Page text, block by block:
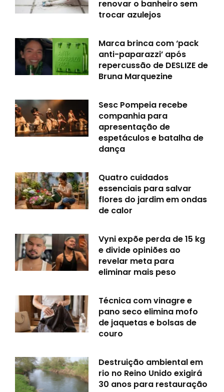
renovar o banheiro sem
trocar azulejos
Marca brinca com ‘pack
anti-paparazzi’ após
repercussão de DESLIZE de
Bruna Marquezine
Sesc Pompeia recebe
companhia para
apresentação de
espetáculos e batalha de
dança
Quatro cuidados
essenciais para salvar
flores do jardim em ondas
de calor
Vyni expõe perda de 15 kg
e divide opiniões ao
revelar meta para
eliminar mais peso
Técnica com vinagre e
pano seco elimina mofo
de jaquetas e bolsas de
couro
Destruição ambiental em
rio no Reino Unido exigirá
30 anos para restauração